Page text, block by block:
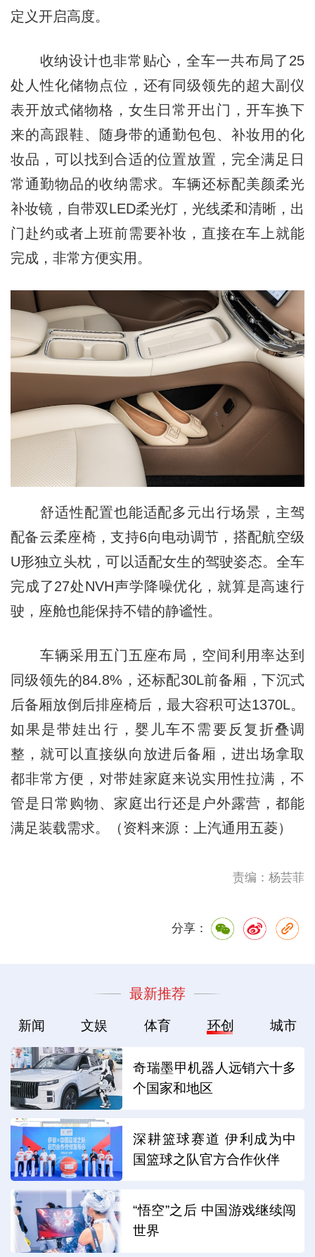
定义开启高度。
收纳设计也非常贴心，全车一共布局了25
处人性化储物点位，还有同级领先的超大副仪
表开放式储物格，女生日常开出门，开车换下
来的高跟鞋、随身带的通勤包包、补妆用的化
妆品，可以找到合适的位置放置，完全满足日
常通勤物品的收纳需求。车辆还标配美颜柔光
补妆镜，自带双LED柔光灯，光线柔和清晰，出
门赴约或者上班前需要补妆，直接在车上就能
完成，非常方便实用。
舒适性配置也能适配多元出行场景，主驾
配备云柔座椅，支持6向电动调节，搭配航空级
U形独立头枕，可以适配女生的驾驶姿态。全车
完成了27处NVH声学降噪优化，就算是高速行
驶，座舱也能保持不错的静谧性。
车辆采用五门五座布局，空间利用率达到
同级领先的84.8%，还标配30L前备厢，下沉式
后备厢放倒后排座椅后，最大容积可达1370L。
如果是带娃出行，婴儿车不需要反复折叠调
整，就可以直接纵向放进后备厢，进出场拿取
都非常方便，对带娃家庭来说实用性拉满，不
管是日常购物、家庭出行还是户外露营，都能
满足装载需求。（资料来源：上汽通用五菱）
责编：杨芸菲
分享：
最新推荐
新闻 文娱 体育 环创 城市
奇瑞墨甲机器人远销六十多
个国家和地区
深耕篮球赛道 伊利成为中
国篮球之队官方合作伙伴
“悟空”之后 中国游戏继续闯
世界